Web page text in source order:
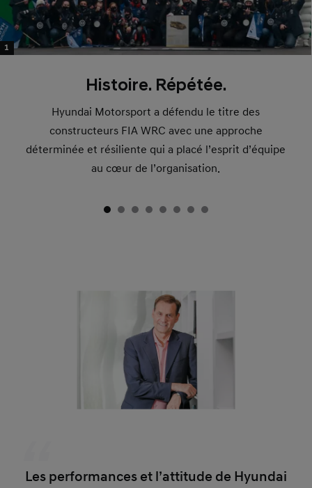
1
Histoire. Répétée.
Hyundai Motorsport a défendu le titre des
constructeurs FIA WRC avec une approche
déterminée et résiliente qui a placé l’esprit d’équipe
au cœur de l’organisation.
Les performances et l’attitude de Hyundai